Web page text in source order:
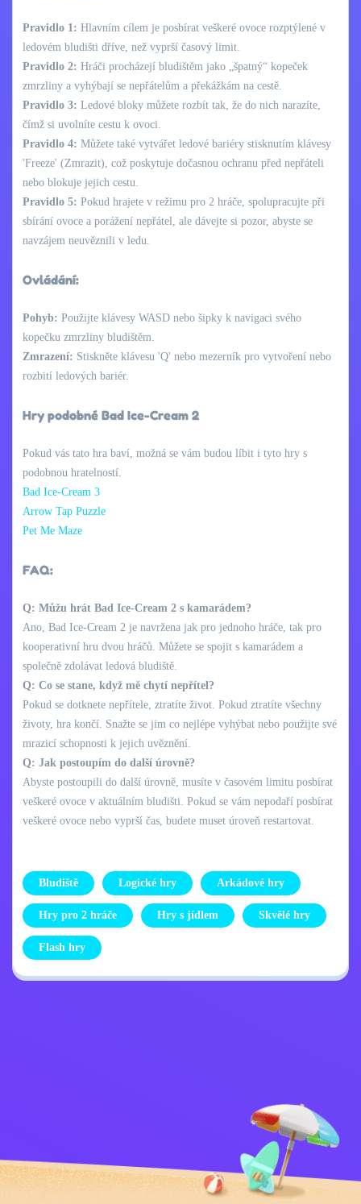
Pravidlo 1: Hlavním cílem je posbírat veškeré ovoce rozptýlené v
ledovém bludišti dříve, než vyprší časový limit.
Pravidlo 2: Hráči procházejí bludištěm jako „špatný“ kopeček
zmrzliny a vyhýbají se nepřátelům a překážkám na cestě.
Pravidlo 3: Ledové bloky můžete rozbít tak, že do nich narazíte,
čímž si uvolníte cestu k ovoci.
Pravidlo 4: Můžete také vytvářet ledové bariéry stisknutím klávesy
'Freeze' (Zmrazit), což poskytuje dočasnou ochranu před nepřáteli
nebo blokuje jejich cestu.
Pravidlo 5: Pokud hrajete v režimu pro 2 hráče, spolupracujte při
sbírání ovoce a porážení nepřátel, ale dávejte si pozor, abyste se
navzájem neuvěznili v ledu.
Ovládání:
Pohyb: Použijte klávesy WASD nebo šipky k navigaci svého
kopečku zmrzliny bludištěm.
Zmrazení: Stiskněte klávesu 'Q' nebo mezerník pro vytvoření nebo
rozbití ledových bariér.
Hry podobné Bad Ice-Cream 2
Pokud vás tato hra baví, možná se vám budou líbit i tyto hry s
podobnou hratelností.
Bad Ice-Cream 3
Arrow Tap Puzzle
Pet Me Maze
FAQ:
Q: Můžu hrát Bad Ice-Cream 2 s kamarádem?
Ano, Bad Ice-Cream 2 je navržena jak pro jednoho hráče, tak pro
kooperativní hru dvou hráčů. Můžete se spojit s kamarádem a
společně zdolávat ledová bludiště.
Q: Co se stane, když mě chytí nepřítel?
Pokud se dotknete nepřítele, ztratíte život. Pokud ztratíte všechny
životy, hra končí. Snažte se jim co nejlépe vyhýbat nebo použijte své
mrazicí schopnosti k jejich uvěznění.
Q: Jak postoupím do další úrovně?
Abyste postoupili do další úrovně, musíte v časovém limitu posbírat
veškeré ovoce v aktuálním bludišti. Pokud se vám nepodaří posbírat
veškeré ovoce nebo vyprší čas, budete muset úroveň restartovat.
Bludiště Logické hry Arkádové hry
Hry pro 2 hráče Hry s jídlem Skvělé hry
Flash hry